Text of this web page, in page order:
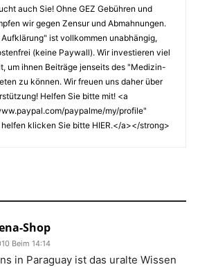
auch Sie! Ohne GEZ Gebühren und
wir gegen Zensur und Abmahnungen.
ist vollkommen unabhängig,
(keine Paywall). Wir investieren viel
um ihnen Beiträge jenseits des "Medizin-
zu können. Wir freuen uns daher über
Helfen Sie bitte mit! <a
paypalme/my/profile"
klicken Sie bitte HIER.</a></strong>
Shop
Beim 14:14
in Paraguay ist das uralte Wissen